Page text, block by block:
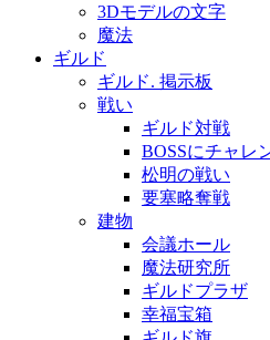
3Dモデルの文字
魔法
ギルド
ギルド. 掲示板
戦い
ギルド対戦
BOSSにチャレ
松明の戦い
要塞略奪戦
建物
会議ホール
魔法研究所
ギルドプラザ
幸福宝箱